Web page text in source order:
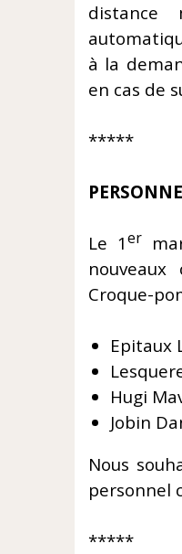
distance
à la
en cas de
*****
Le 1er
Croque-
Epitaux
Hugi
Jobin
Nous
personnel
*****